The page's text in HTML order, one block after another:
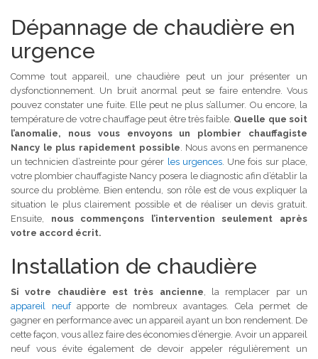
Dépannage de chaudière en
urgence
Comme tout appareil, une chaudière peut un jour présenter un
dysfonctionnement. Un bruit anormal peut se faire entendre. Vous
pouvez constater une fuite. Elle peut ne plus s’allumer. Ou encore, la
température de votre chauffage peut être très faible. Quelle que soit
l’anomalie, nous vous envoyons un plombier chauffagiste
Nancy le plus rapidement possible . Nous avons en permanence
un technicien d’astreinte pour gérer les urgences. Une fois sur place,
votre plombier chauffagiste Nancy posera le diagnostic afin d’établir la
source du problème. Bien entendu, son rôle est de vous expliquer la
situation le plus clairement possible et de réaliser un devis gratuit.
Ensuite, nous commençons l’intervention seulement après
votre accord écrit.
Installation de chaudière
Si votre chaudière est très ancienne , la remplacer par un
appareil neufapporte de nombreux avantages. Cela permet de
gagner en performance avec un appareil ayant un bon rendement. De
cette façon, vous allez faire des économies d’énergie. Avoir un appareil
neuf vous évite également de devoir appeler régulièrement un